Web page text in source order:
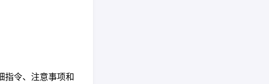
指令、注意事项和